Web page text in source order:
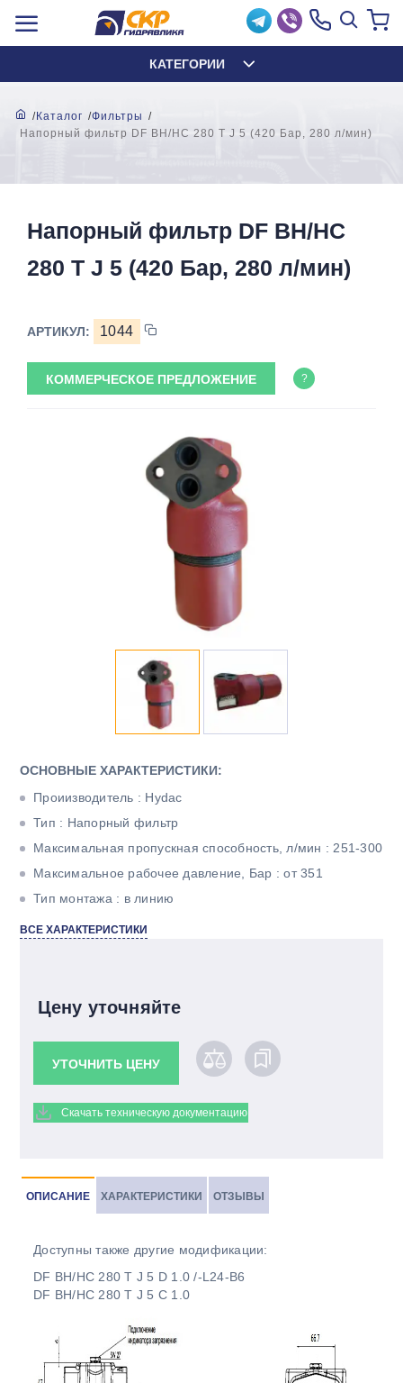
КАТЕГОРИИ
Каталог
Фильтры
Напорный фильтр DF BH/HC 280 T J 5 (420 Бар, 280 л/мин)
Напорный фильтр DF BH/HC
280 T J 5 (420 Бар, 280 л/мин)
АРТИКУЛ: 1044
КОММЕРЧЕСКОЕ ПРЕДЛОЖЕНИЕ ?
ОСНОВНЫЕ ХАРАКТЕРИСТИКИ:
Проиизводитель : Hydac
Тип : Напорный фильтр
Максимальная пропускная способность, л/мин : 251-300
Максимальное рабочее давление, Бар : от 351
Тип монтажа : в линию
Тонкость фильтрации, мкм : 5
ВСЕ ХАРАКТЕРИСТИКИ
Цену уточняйте
УТОЧНИТЬ ЦЕНУ
Скачать техническую документацию
ОПИСАНИЕ ХАРАКТЕРИСТИКИ ОТЗЫВЫ
Доступны также другие модификации:
DF BH/HC 280 T J 5 D 1.0 /-L24-B6
DF BH/HC 280 T J 5 C 1.0